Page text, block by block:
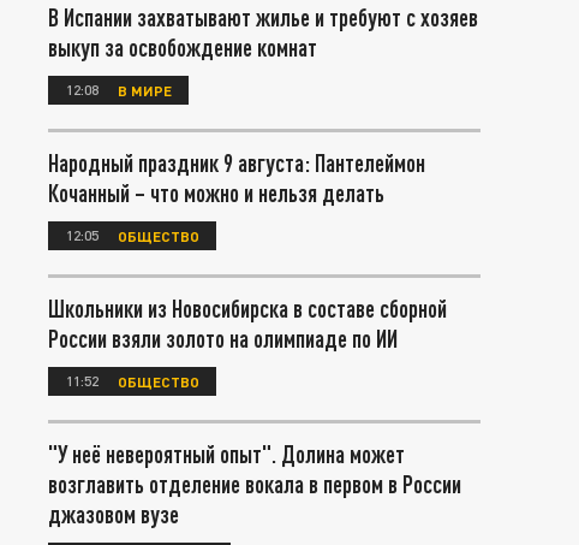
В Испании захватывают жилье и требуют с хозяев
выкуп за освобождение комнат
12:08 В МИРЕ
Народный праздник 9 августа: Пантелеймон
Кочанный – что можно и нельзя делать
12:05 ОБЩЕСТВО
Школьники из Новосибирска в составе сборной
России взяли золото на олимпиаде по ИИ
11:52 ОБЩЕСТВО
"У неё невероятный опыт". Долина может
возглавить отделение вокала в первом в России
джазовом вузе